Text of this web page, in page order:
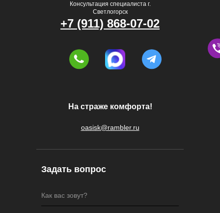
Как вас зовут?
oasisk@rambler.ru
На страже комфорта!
Консультация специалиста г.
Светлогорск
+7 (911) 868-07-02
Задать вопрос